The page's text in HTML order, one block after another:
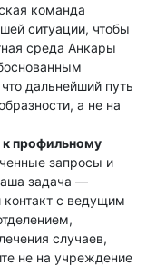
команда
ситуации, чтобы
среда Анкары
дальнейший путь
а не на
профильному
запросы и
задача —
контакт с ведущим
случаев,
не на учреждение